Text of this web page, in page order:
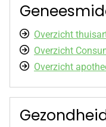
Overzicht
Overzicht
Overzicht